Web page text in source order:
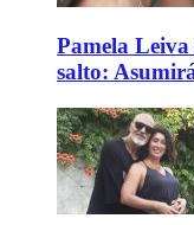
Pamela
salto: